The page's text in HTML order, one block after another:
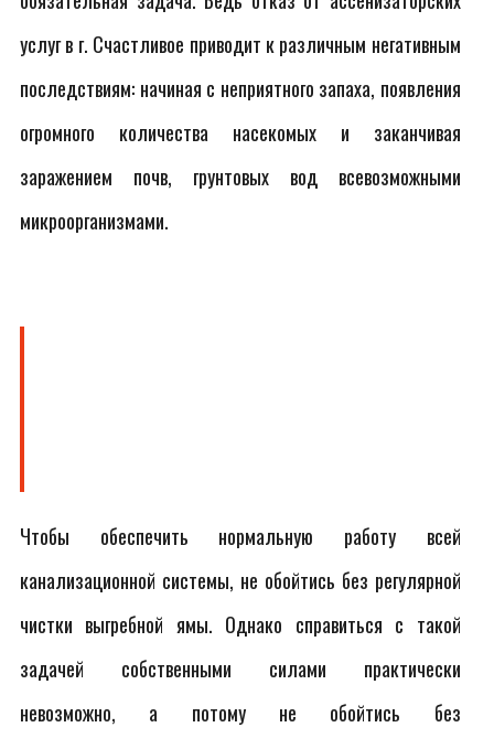
услуг в г. Счастливое приводит к различным негативным
последствиям: начиная с неприятного запаха, появления
огромного количества насекомых и заканчивая
заражением почв, грунтовых вод всевозможными
микроорганизмами.
Чтобы обеспечить нормальную работу всей
канализационной системы, не обойтись без регулярной
чистки выгребной ямы. Однако справиться с такой
задачей собственными силами практически
невозможно, а потому не обойтись без